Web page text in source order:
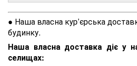
● Наша власна кур’єрська
будинку.
Наша власна доставка діє у
селищах: